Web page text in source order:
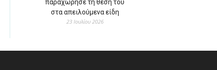
παραχώρησε τη θέση του
στα απειλούμενα είδη
23 Ιουλίου 2026